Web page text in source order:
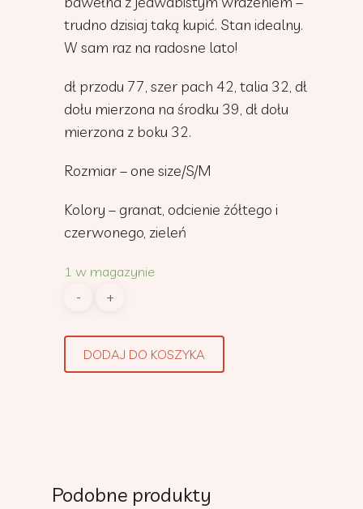
trudno dzisiaj taką kupić. Stan idealny.
W sam raz na radosne lato!
dł przodu 77, szer pach 42, talia 32, dł
dołu mierzona na środku 39, dł dołu
mierzona z boku 32.
Rozmiar – one size/S/M
Kolory – granat, odcienie żółtego i
czerwonego, zieleń
1 w magazynie
DODAJ DO KOSZYKA
Podobne produkty